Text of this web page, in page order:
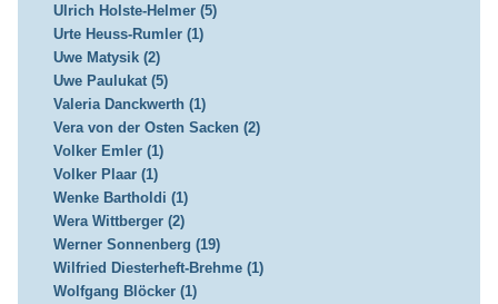
Ulrich Holste-Helmer (5)
Urte Heuss-Rumler (1)
Uwe Matysik (2)
Uwe Paulukat (5)
Valeria Danckwerth (1)
Vera von der Osten Sacken (2)
Volker Emler (1)
Volker Plaar (1)
Wenke Bartholdi (1)
Wera Wittberger (2)
Werner Sonnenberg (19)
Wilfried Diesterheft-Brehme (1)
Wolfgang Blöcker (1)